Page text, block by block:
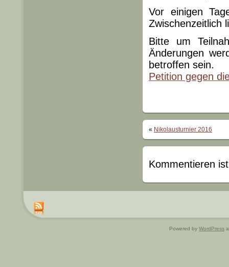
Vor einigen
Zwischenzeitlich
Bitte um
Änderungen
betroffen sein.
Petition gegen
« Nikolausturnier 2016
Kommentieren
Powered by WordPress